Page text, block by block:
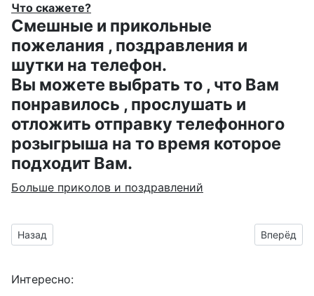
Что скажете?
Смешные и прикольные
пожелания , поздравления и
шутки на телефон.
Вы можете выбрать то , что Вам
понравилось , прослушать и
отложить отправку телефонного
розыгрыша на то время которое
подходит Вам.
Больше приколов и поздравлений
Предыдущий материал: приятных снов гифка со спящим
Назад Вперёд
Интересно: